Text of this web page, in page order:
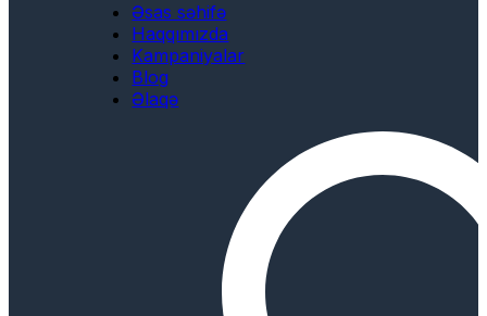
Əsas səhifə
Haqqımızda
Kampaniyalar
Blog
Əlaqə